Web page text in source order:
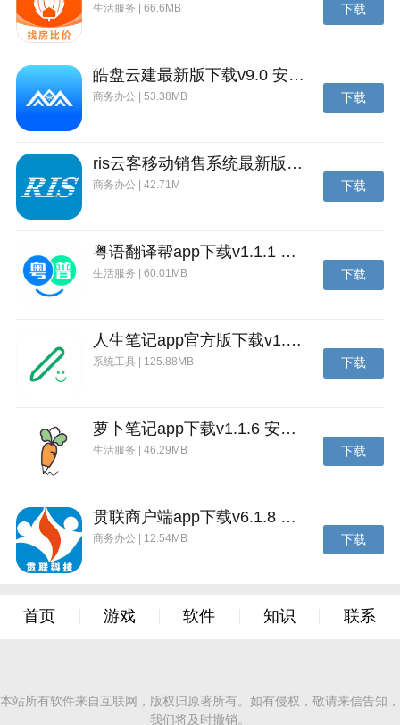
方正字库软件设计师必备的字体利器。方便设计师随时
随地查看方正字体产品手册，预览文字样式；通过拍照
或截屏，轻松识别喜爱的字体。
方正字库字体包特色
生活服务 | 66.6MB 下载
皓盘云建最新版下载v9.0 安卓版
商务办公 | 53.38MB 下载
ris云客移动销售系统最新版下载v1.1.25 安卓手机版
商务办公 | 42.71M 下载
粤语翻译帮app下载v1.1.1 安卓版
生活服务 | 60.01MB 下载
人生笔记app官方版下载v1.19.4 安卓版
系统工具 | 125.88MB 下载
萝卜笔记app下载v1.1.6 安卓版
生活服务 | 46.29MB 下载
贯联商户端app下载v6.1.8 安卓版
商务办公 | 12.54MB 下载
首页 游戏 软件 知识 联系
本站所有软件来自互联网，版权归原著所有。如有侵权，敬请来信告知，
我们将及时撤销。